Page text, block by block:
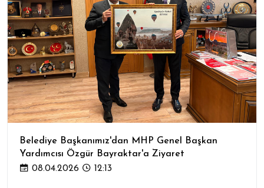
Belediye Başkanımız'dan MHP Genel Başkan
Yardımcısı Özgür Bayraktar'a Ziyaret
08.04.2026
12:13